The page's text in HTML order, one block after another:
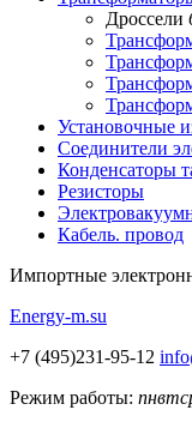
Дроссели
Установочные
Соединители
Конденсаторы
Резисторы
Кабель. провод
Импортные
Energy-m.su
+7 (495)231-95-12
Режим работы: пнвт